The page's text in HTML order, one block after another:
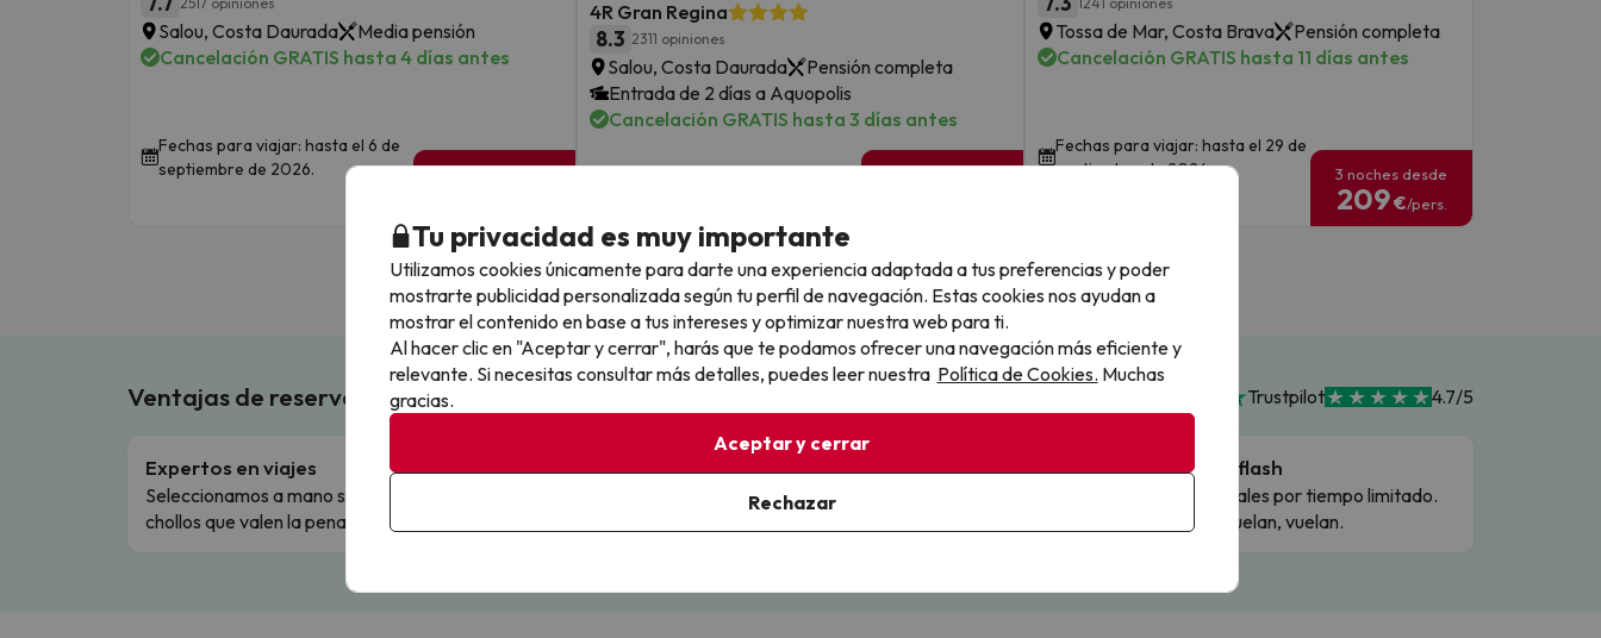
Salou, Costa Daurada
Media pensión
Cancelación GRATIS hasta 4 días antes
Fechas para viajar: hasta el 6 de
septiembre de 2026.
4R Gran Regina
8.3 2311 opiniones
Salou, Costa Daurada
Pensión completa
Entrada de 2 días a Aquopolis
Cancelación GRATIS hasta 3 días antes
Tossa de Mar, Costa Brava
Pensión completa
Cancelación GRATIS hasta 11 días antes
Fechas para viajar: hasta el 29 de
septiembre de 2026.
3 noches desde
209€/pers.
Ver todos los chollos
Ventajas de reservar en Buscounchollo Trustpilot 4.7/5
Expertos en viajes
Seleccionamos a mano solo los
chollos que valen la pena.
Cancela sin complicaciones
Cambios y cancelaciones con total
Paga a tu ritmo
Fracciona o financia tu viaje.
Ofertas flash
Precios reales por tiempo limitado.
Cuando vuelan, vuelan.
Tu privacidad es muy importante
Utilizamos cookies únicamente para darte una experiencia adaptada a tus preferencias y poder
mostrarte publicidad personalizada según tu perfil de navegación. Estas cookies nos ayudan a
mostrar el contenido en base a tus intereses y optimizar nuestra web para ti.
Al hacer clic en "Aceptar y cerrar", harás que te podamos ofrecer una navegación más eficiente y
relevante. Si necesitas consultar más detalles, puedes leer nuestra Política de Cookies. Muchas
gracias.
Aceptar y cerrar
Rechazar